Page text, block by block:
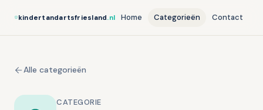
kindertandartsfriesland.nl Home Categorieën Contact
Alle categorieën
CATEGORIE